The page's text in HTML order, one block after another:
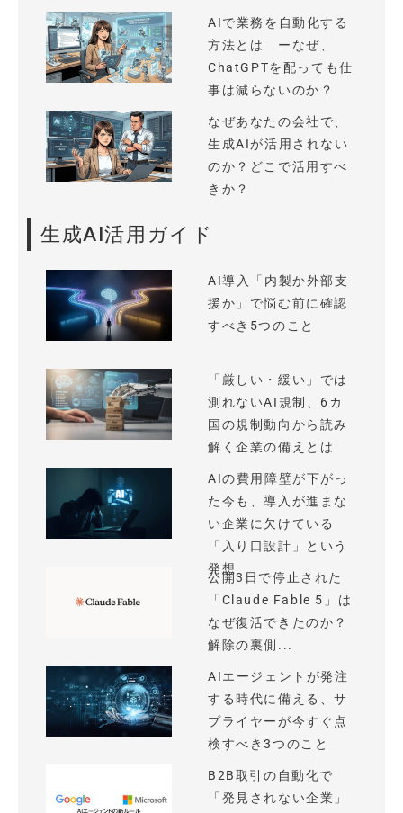
AIで業務を自動化する
方法とは ーなぜ、
ChatGPTを配っても仕
事は減らないのか？
なぜあなたの会社で、
生成AIが活用されない
のか？どこで活用すべ
きか？
生成AI活用ガイド
AI導入「内製か外部支
援か」で悩む前に確認
すべき5つのこと
「厳しい・緩い」では
測れないAI規制、6カ
国の規制動向から読み
解く企業の備えとは
AIの費用障壁が下がっ
た今も、導入が進まな
い企業に欠けている
「入り口設計」という
発想
公開3日で停止された
「Claude Fable 5」は
なぜ復活できたのか？
解除の裏側...
AIエージェントが発注
する時代に備える、サ
プライヤーが今すぐ点
検すべき3つのこと
B2B取引の自動化で
「発見されない企業」